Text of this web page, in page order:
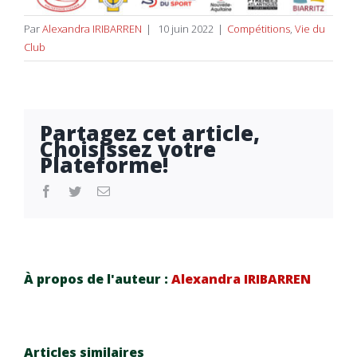
ParAlexandra IRIBARREN | 10 juin 2022 | Compétitions, Vie du
Club
Partagez cet article,
Choisissez votre
Plateforme!
facebook
twitterEmail
À propos de l'auteur : Alexandra IRIBARREN
Articles similaires